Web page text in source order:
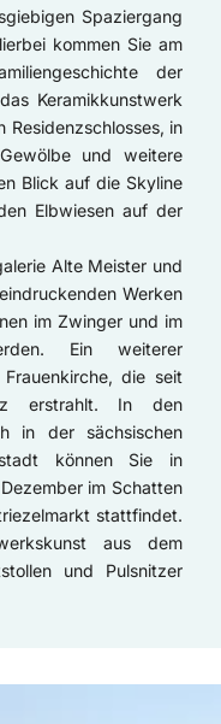
Spaziergang
kommen Sie am
der
Keramikkunstwerk
in
und weitere
Blick auf die Skyline
Elbwiesen auf der
Alte Meister und
Werken
im Zwinger und im
Ein weiterer
die seit
erstrahlt. In den
in der sächsischen
können Sie in
im Schatten
stattfindet.
aus dem
und Pulsnitzer